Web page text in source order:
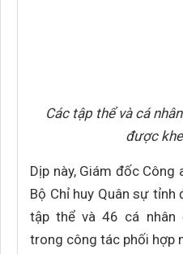
Các tập thể và cá
được
Dịp này, Giám đốc Công
Bộ Chỉ huy Quân sự
tập thể và 46 cá nhân
trong công tác phối hợp